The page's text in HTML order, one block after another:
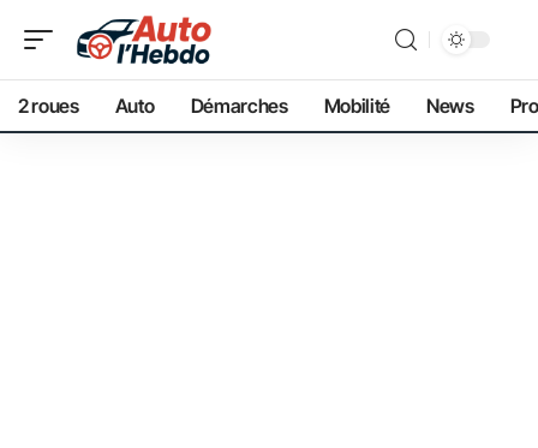
2 roues Auto Démarches Mobilité News